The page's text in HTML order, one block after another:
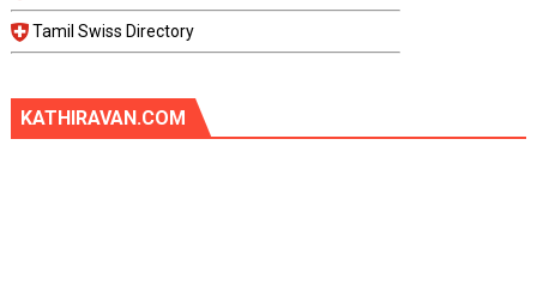
Tamil Swiss Directory
KATHIRAVAN.COM